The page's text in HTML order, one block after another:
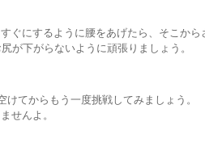
ぐにするように腰をあげたら、そこか
が下がらないように頑張りましょう。
てからもう一度挑戦してみましょう。
せんよ。